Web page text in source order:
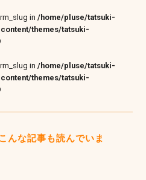
in/home/pluse/tatsuki-
themes/tatsuki-
in/home/pluse/tatsuki-
themes/tatsuki-
んな記事も読んでいま